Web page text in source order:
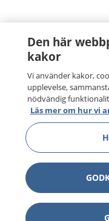
Den här
kakor
Vi använder kakor,
upplevelse,
nödvändig
Läs mer om hur vi